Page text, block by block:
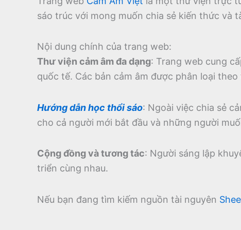
sáo trúc với mong muốn chia sẻ kiến thức và
Nội dung chính của trang web:
Thư viện cảm âm đa dạng: Trang web cung
quốc tế. Các bản cảm âm được phân loại
Hướng dẫn học thổi sáo: Ngoài việc chia sẻ
cho cả người mới bắt đầu và những người
Cộng đồng và tương tác: Người sáng lập
triển cùng nhau.
Nếu bạn đang tìm kiếm nguồn tài nguyên